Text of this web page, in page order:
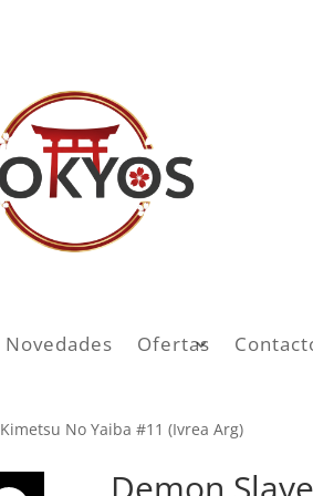
Novedades Ofertas
No Yaiba #11 (Ivrea Arg)